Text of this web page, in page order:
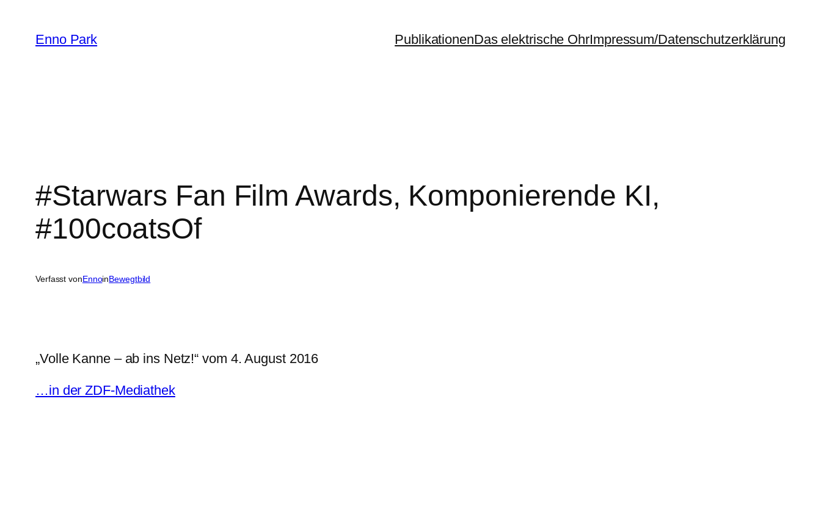
Inhalt
springen
Enno Park PublikationenDas elektrische OhrImpressum/Datenschutzerklärung
#Starwars Fan Film Awards, Komponierende KI,
#100coatsOf
Verfasst vonEnnoinBewegtbild
„Volle Kanne – ab ins Netz!“ vom 4. August 2016
…in der ZDF-Mediathek